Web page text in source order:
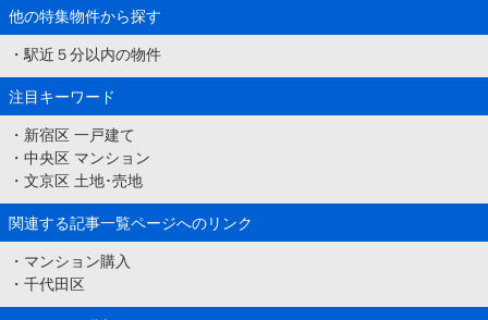
他の特集物件から探す
・ 駅近５分以内の物件
注目キーワード
・ 新宿区 一戸建て
・ 中央区 マンション
・ 文京区 土地･売地
関連する記事一覧ページへのリンク
・ マンション購入
・ 千代田区